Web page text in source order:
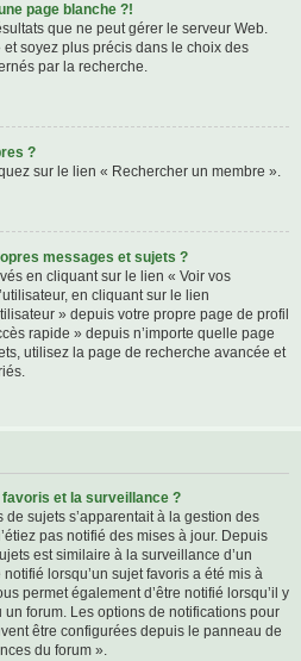
page blanche ?!
que ne peut gérer le serveur Web.
soyez plus précis dans le choix des
par la recherche.
?
sur le lien « Rechercher un membre ».
messages et sujets ?
en cliquant sur le lien « Voir vos
en cliquant sur le lien
» depuis votre propre page de profil
rapide » depuis n’importe quelle page
utilisez la page de recherche avancée et
et la surveillance ?
sujets s’apparentait à la gestion des
pas notifié des mises à jour. Depuis
est similaire à la surveillance d’un
lorsqu’un sujet favoris a été mis à
permet également d’être notifié lorsqu’il y
forum. Les options de notifications pour
être configurées depuis le panneau de
du forum ».